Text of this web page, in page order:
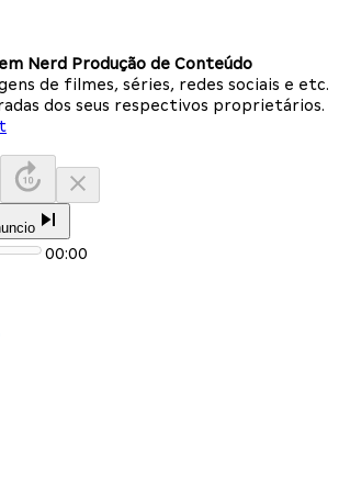
Nerd Produção de Conteúdo
de filmes, séries, redes sociais e etc.
dos seus respectivos proprietários.
00:00